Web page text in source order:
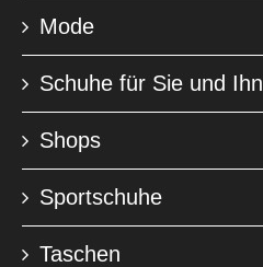
Mode
Schuhe für Sie und Ihn
Shops
Sportschuhe
Taschen